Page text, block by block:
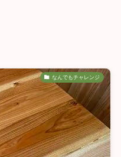
なんでもチャレンジ